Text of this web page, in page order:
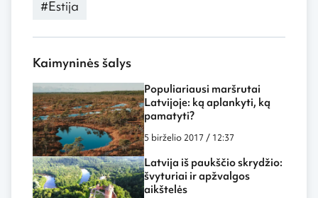
#Estija
Kaimyninės šalys
Populiariausi maršrutai
Latvijoje: ką aplankyti, ką
pamatyti?
5 birželio 2017 / 12:37
Latvija iš paukščio skrydžio:
švyturiai ir apžvalgos
aikštelės